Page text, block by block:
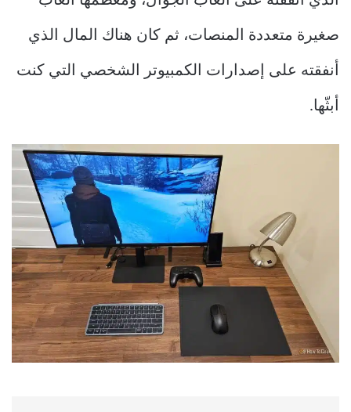
صغيرة متعددة المنصات، ثم كان هناك المال الذي
أنفقته على إصدارات الكمبيوتر الشخصي التي كنت
أبثّها.